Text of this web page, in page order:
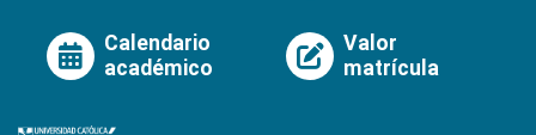
Calendario
académico
Valor
matrícula